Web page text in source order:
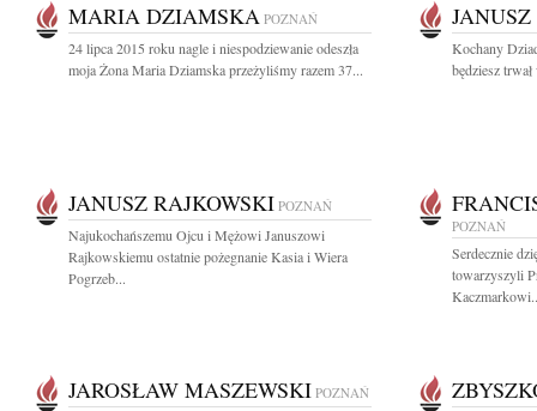
MARIA DZIAMSKA POZNAŃ
24 lipca 2015 roku nagle i niespodziewanie odeszła
moja Żona Maria Dziamska przeżyliśmy razem 37...
Kochany
będziesz
JANUSZ RAJKOWSKI POZNAŃ
Najukochańszemu Ojcu i Mężowi Januszowi
Rajkowskiemu ostatnie pożegnanie Kasia i Wiera
Pogrzeb...
POZNAŃ
Serdecznie
towarzyszyli
JAROSŁAW MASZEWSKI POZNAŃ